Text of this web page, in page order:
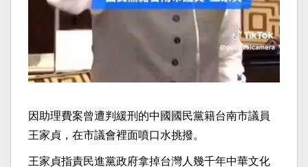
因助理費案曾遭判緩刑的中國國民黨籍台南市議員
王家貞，在市議會裡面噴口水挑撥。
王家貞指責民進黨政府拿掉台灣人幾千年中華文化